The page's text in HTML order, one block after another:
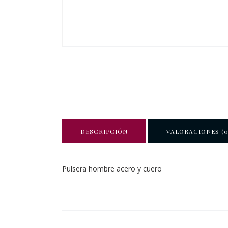
DESCRIPCIÓN VALORACIONES
Pulsera hombre acero y cuero